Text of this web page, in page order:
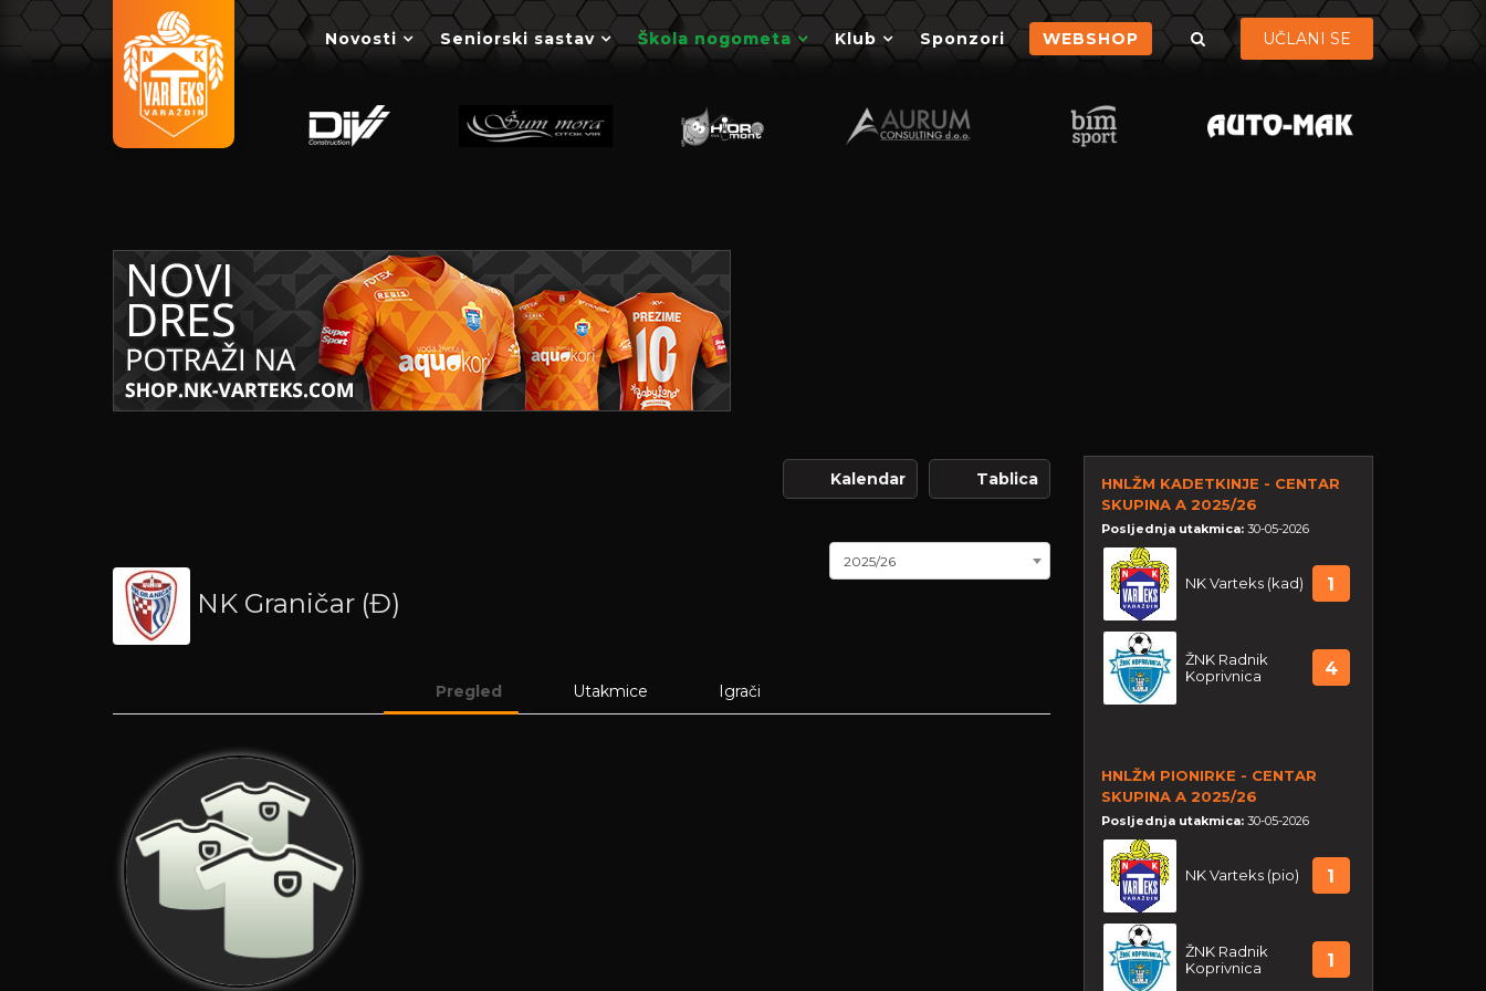
Novosti Seniorski sastav Škola nogometa Klub Sponzori WEBSHOP UČLANI SE
Kalendar Tablica
2025/26
NK Graničar (Đ)
Pregled Utakmice Igrači
HNLŽM KADETKINJE - CENTAR
SKUPINA A 2025/26
Posljednja utakmica: 30-05-2026
NK Varteks (kad) 1
ŽNK Radnik
Koprivnica
4
HNLŽM PIONIRKE - CENTAR
SKUPINA A 2025/26
Posljednja utakmica: 30-05-2026
NK Varteks (pio) 1
ŽNK Radnik
Koprivnica
1